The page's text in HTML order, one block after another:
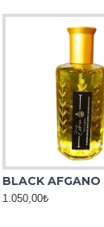
1.050,00₺